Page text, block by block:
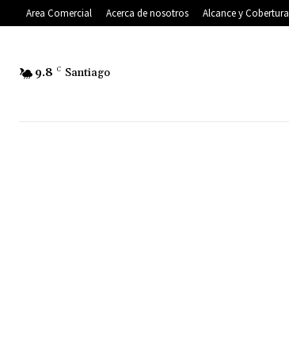
Area Comercial Acerca de nosotros Alcance y Cobertura
9.8 C Santiago